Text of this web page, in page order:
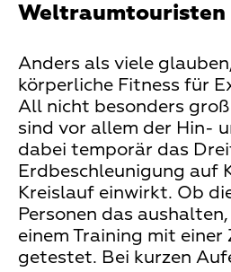
Weltraumtouristen
Anders als viele
körperliche Fitness für
All nicht besonders
sind vor allem der Hin-
dabei temporär das
Erdbeschleunigung auf
Kreislauf einwirkt. Ob
Personen das
einem Training mit einer
getestet. Bei kurzen